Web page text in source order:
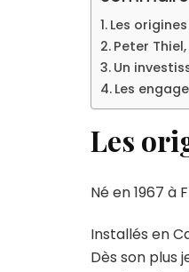
Les
Peter
Un
Les
Les
Né en 1967 à
Installés en
Dès son plus